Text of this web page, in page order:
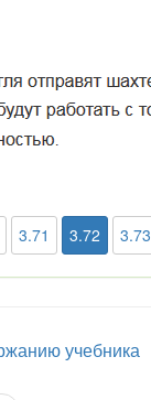
3.71 3.72 3.73
учебника